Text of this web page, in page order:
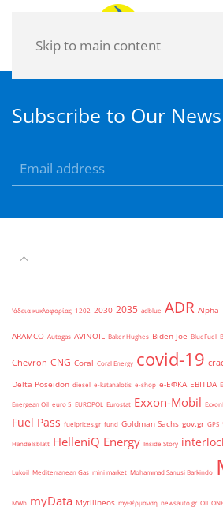
Skip to main content
Subscribe to Our
'άδεια κυκλοφορίας 1202 2030 2035 adblue ADR Alpha
ARAMCO Autogas AVINOIL Baker Hughes Biden Joe BlueFuel
Chevron CNG Coral Coral Energy covid-19
Delta Poseidon diesel e-katanalotis e-shop e-ΕΦΚΑ EBITDA
Energean Oil euro 5 EUROPOL Eurostat Exxon-Mobil
Fuel Pass fuelprices.gr fund Goldman Sachs gov.gr GPS
Handelsblatt HelleniQ Energy Inside Story
Lukoil Mediterranean Gas mini market Mohammad Sanusi Barkindo
MWh myData Mytilineos myΘέρμανση newsauto.gr OIL ONE